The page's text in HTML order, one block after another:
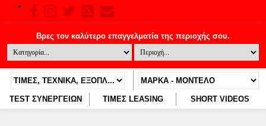
TEST ΣΥΝΕΡΓΕΙΩΝ ΤΙΜΕΣ LEASING SHORT VIDEOS